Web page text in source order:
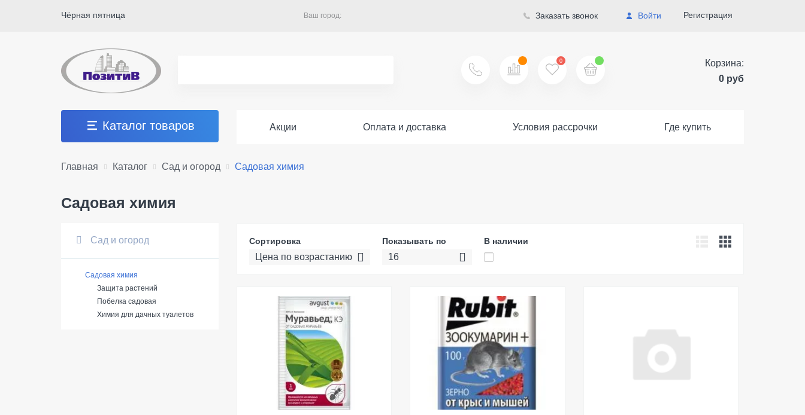
Чёрная пятница Ваш город: Заказать звонок Войти Регистрация
0
Корзина:
0 руб
Каталог товаров Акции Оплата и доставка Условия рассрочки Где купить
Главная Каталог Сад и огород Садовая химия
Садовая химия
Сад и огород
Садовая химия
Защита растений
Побелка садовая
Химия для дачных туалетов
Сортировка
Цена по возрастанию
Показывать по
16
В наличии